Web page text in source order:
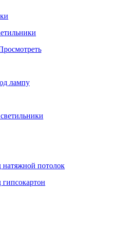
лампу
потолок